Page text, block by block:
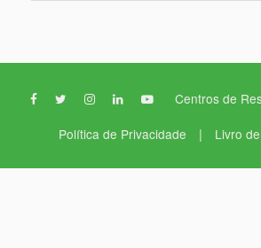
Centros de
Política de Privacidade | Livro